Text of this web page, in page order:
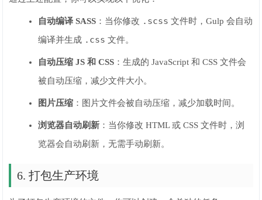
自动编译 SASS ：当你修改 .scss 文件时，Gulp 会自动
编译并生成 .css 文件。
自动压缩 JS 和 CSS ：生成的 JavaScript 和 CSS 文件会
被自动压缩，减少文件大小。
图片压缩 ：图片文件会被自动压缩，减少加载时间。
浏览器自动刷新 ：当你修改 HTML 或 CSS 文件时，浏
览器会自动刷新，无需手动刷新。
6. 打包生产环境